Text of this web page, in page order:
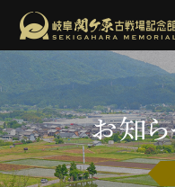
記念館について
ご利用案内
お知ら